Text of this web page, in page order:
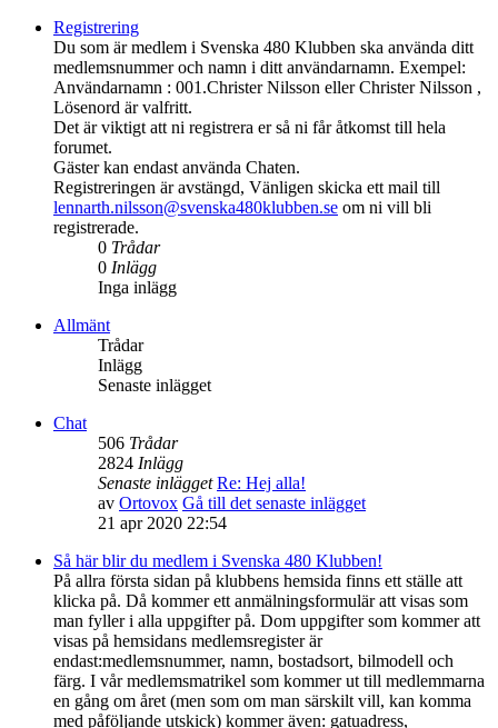
Registrering
Du som är medlem i Svenska 480 Klubben ska använda ditt
medlemsnummer och namn i ditt användarnamn. Exempel:
Användarnamn : 001.Christer Nilsson eller Christer Nilsson ,
Lösenord är valfritt.
Det är viktigt att ni registrera er så ni får åtkomst till hela
forumet.
Gäster kan endast använda Chaten.
Registreringen är avstängd, Vänligen skicka ett mail till
lennarth.nilsson@svenska480klubben.se om ni vill bli
registrerade.
0 Trådar
0 Inlägg
Inga inlägg
Allmänt
Trådar
Inlägg
Senaste inlägget
Chat
506 Trådar
2824 Inlägg
Senaste inlägget Re: Hej alla!
av Ortovox Gå till det senaste inlägget
21 apr 2020 22:54
Så här blir du medlem i Svenska 480 Klubben!
På allra första sidan på klubbens hemsida finns ett ställe att
klicka på. Då kommer ett anmälningsformulär att visas som
man fyller i alla uppgifter på. Dom uppgifter som kommer att
visas på hemsidans medlemsregister är
endast:medlemsnummer, namn, bostadsort, bilmodell och
färg. I vår medlemsmatrikel som kommer ut till medlemmarna
en gång om året (men som om man särskilt vill, kan komma
med påföljande utskick) kommer även: gatuadress,